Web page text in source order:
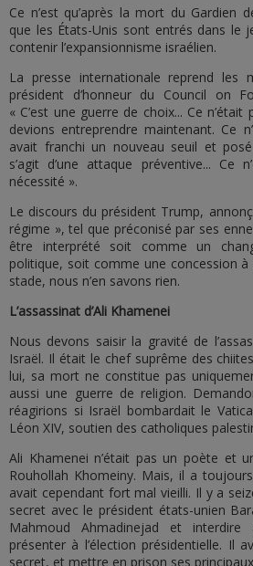
Ce n’est qu’après la mort du Gardien
que les États-Unis sont entrés dans le
contenir l’expansionnisme israélien.
La presse internationale reprend les
président d’honneur du Council on
« C’est une guerre de choix... Ce
devions entreprendre maintenant. Ce
avait franchi un nouveau seuil et
s’agit d’une attaque préventive... Ce
nécessité ».
Le discours du président Trump,
régime », tel que préconisé par ses
être interprété soit comme un
politique, soit comme une concession à
stade, nous n’en savons rien.
L’assassinat d’Ali Khamenei
Nous devons saisir la gravité de
Israël. Il était le chef suprême des
lui, sa mort ne constitue pas
aussi une guerre de religion.
réagirions si Israël bombardait le
Léon XIV, soutien des catholiques
Ali Khamenei n’était pas un poète et
Rouhollah Khomeiny. Mais, il a
avait cependant fort mal vieilli. Il y a
secret avec le président états-unien
Mahmoud Ahmadinejad et
présenter à l’élection présidentielle. Il
secret, et mettre en prison ses